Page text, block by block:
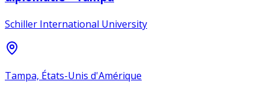
Schiller International University
Tampa, États-Unis d'Amérique